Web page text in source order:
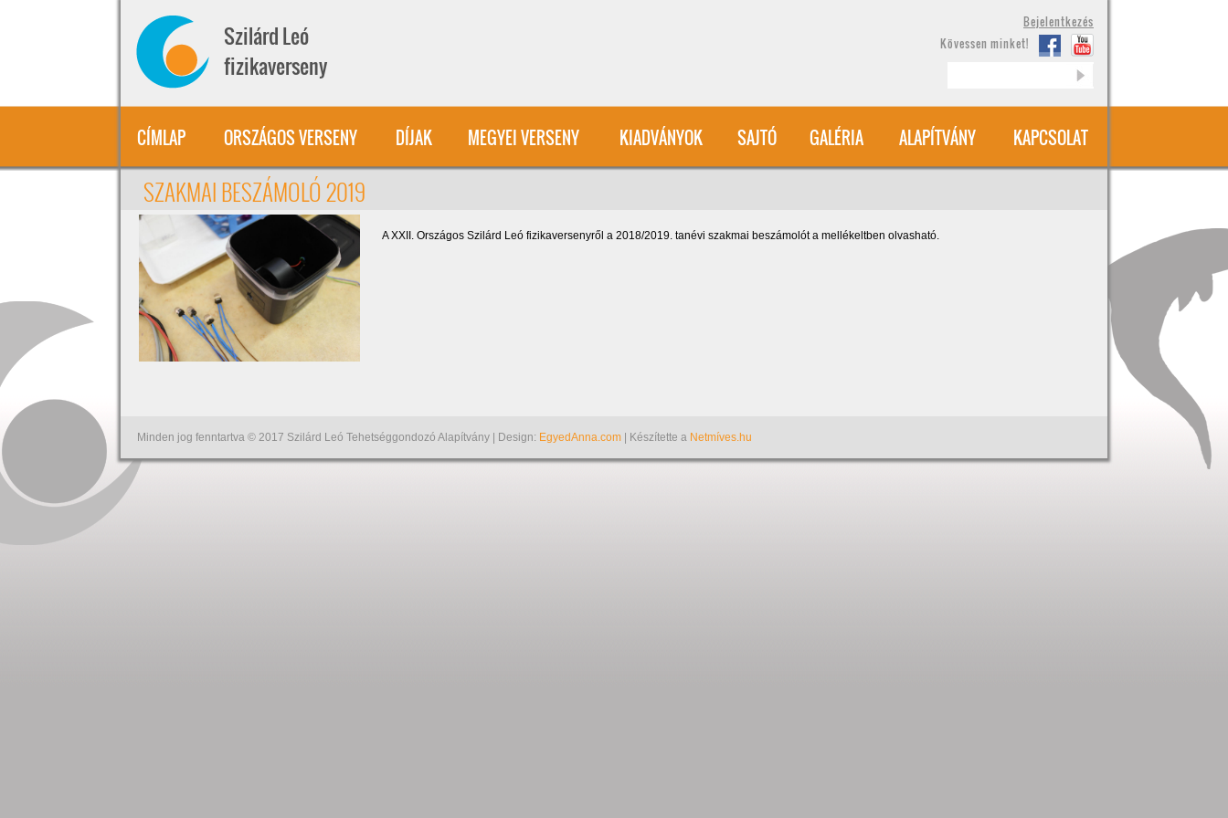
Szilárd Leó
fizikaverseny
Bejelentkezés
Kövessen minket!
CÍMLAP ORSZÁGOS VERSENY DÍJAK MEGYEI VERSENY KIADVÁNYOK SAJTÓ GALÉRIA ALAPÍTVÁNY KAPCSOLAT
SZAKMAI BESZÁMOLÓ 2019
A XXII. Országos Szilárd Leó fizikaversenyről a 2018/2019. tanévi szakmai beszámolót a mellékeltben olvasható.
Minden jog fenntartva © 2017 Szilárd Leó Tehetséggondozó Alapítvány | Design: EgyedAnna.com | Készítette a Netmíves.hu